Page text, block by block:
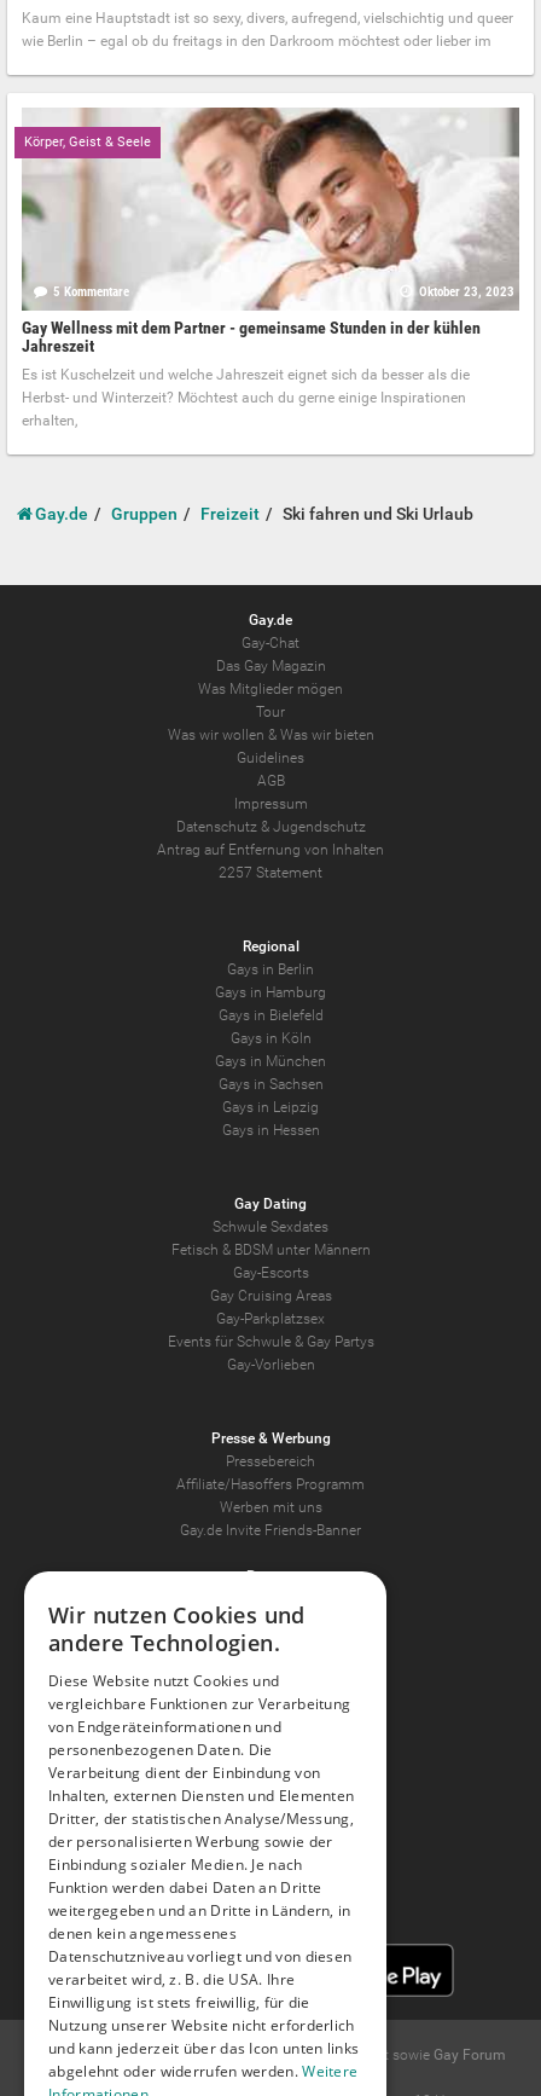
Kaum eine Hauptstadt ist so sexy, divers, aufregend, vielschichtig und queer
wie Berlin – egal ob du freitags in den Darkroom möchtest oder lieber im
Körper, Geist & Seele
5 Kommentare Oktober 23, 2023
Gay Wellness mit dem Partner - gemeinsame Stunden in der kühlen
Jahreszeit
Es ist Kuschelzeit und welche Jahreszeit eignet sich da besser als die
Herbst- und Winterzeit? Möchtest auch du gerne einige Inspirationen
erhalten,
Gay.de Gruppen Freizeit Ski fahren und Ski Urlaub
Gay.de
Gay-Chat
Das Gay Magazin
Was Mitglieder mögen
Tour
Was wir wollen & Was wir bieten
Guidelines
AGB
Impressum
Datenschutz& Jugendschutz
Antrag auf Entfernung von Inhalten
2257 Statement
Regional
Gays in Berlin
Gays in Hamburg
Gays in Bielefeld
Gays in Köln
Gays in München
Gays in Sachsen
Gays in Leipzig
Gays in Hessen
Gay Dating
Schwule Sexdates
Fetisch & BDSM unter Männern
Gay-Escorts
Gay Cruising Areas
Gay-Parkplatzsex
Events für Schwule & Gay Partys
Gay-Vorlieben
Presse & Werbung
Pressebereich
Affiliate/Hasoffers Programm
Werben mit uns
Gay.de Invite Friends-Banner
Partner
Gaudi
Hilfe & Support
FAQ
Hilfe
Feedback
Tipps & Tricks und Neuheiten
Facebook
© 2004 -2026Gay.de Schwule Kontakte und Gay Chatsowie Gay Forum
undGay Kontaktanzeigen.
Wir nutzen Cookies und
andere Technologien.
Diese Website nutzt Cookies und
vergleichbare Funktionen zur Verarbeitung
von Endgeräteinformationen und
personenbezogenen Daten. Die
Verarbeitung dient der Einbindung von
Inhalten, externen Diensten und Elementen
Dritter, der statistischen Analyse/Messung,
der personalisierten Werbung sowie der
Einbindung sozialer Medien. Je nach
Funktion werden dabei Daten an Dritte
weitergegeben und an Dritte in Ländern, in
denen kein angemessenes
Datenschutzniveau vorliegt und von diesen
verarbeitet wird, z. B. die USA. Ihre
Einwilligung ist stets freiwillig, für die
Nutzung unserer Website nicht erforderlich
und kann jederzeit über das Icon unten links
abgelehnt oder widerrufen werden.Weitere